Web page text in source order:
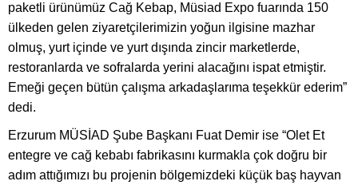
paketli ürünümüz Cağ Kebap, Müsiad Expo fuarında 150
ülkeden gelen ziyaretçilerimizin yoğun ilgisine mazhar
olmuş, yurt içinde ve yurt dışında zincir marketlerde,
restoranlarda ve sofralarda yerini alacağını ispat etmiştir.
Emeği geçen bütün çalışma arkadaşlarıma teşekkür ederim”
dedi.
Erzurum MÜSİAD Şube Başkanı Fuat Demir ise “Olet Et
entegre ve cağ kebabı fabrikasını kurmakla çok doğru bir
adım attığımızı bu projenin bölgemizdeki küçük baş hayvan